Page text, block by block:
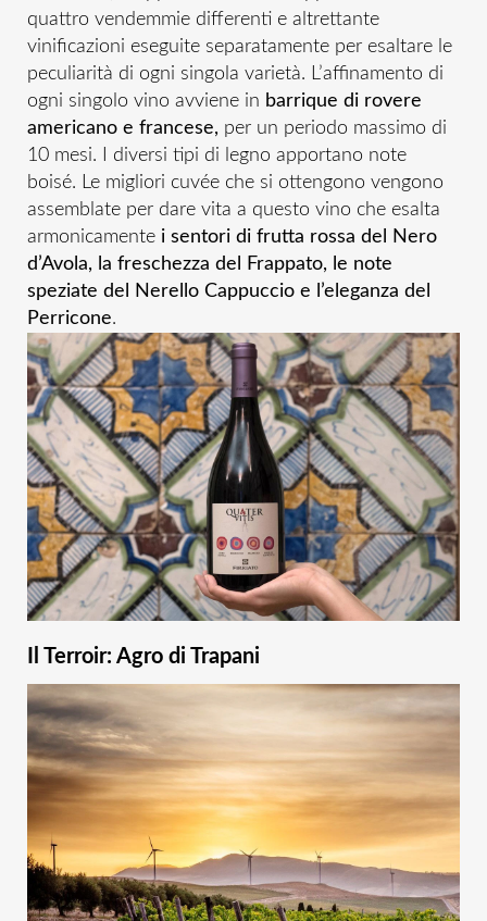
quattro vendemmie differenti e altrettante
vinificazioni eseguite separatamente per esaltare le
peculiarità di ogni singola varietà. L’affinamento di
ogni singolo vino avviene in barrique di rovere
americano e francese, per un periodo massimo di
10 mesi. I diversi tipi di legno apportano note
boisé. Le migliori cuvée che si ottengono vengono
assemblate per dare vita a questo vino che esalta
armonicamente i sentori di frutta rossa del Nero
d’Avola, la freschezza del Frappato, le note
speziate del Nerello Cappuccio e l’eleganza del
Perricone.
Il Terroir: Agro di Trapani